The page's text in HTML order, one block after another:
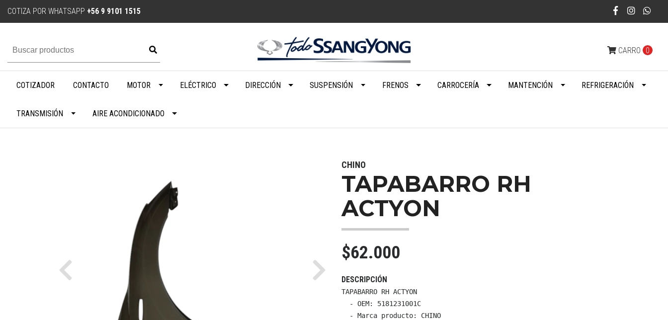
COTIZA POR WHATSAPP +56 9 9101 1515
CARRO 0
COTIZADOR CONTACTO MOTOR ELÉCTRICO DIRECCIÓN SUSPENSIÓN FRENOS CARROCERÍA MANTENCIÓN REFRIGERACIÓN
TRANSMISIÓN AIRE ACONDICIONADO
Previous Next
CHINO
TAPABARRO RH
ACTYON
$62.000
DESCRIPCIÓN
TAPABARRO RH ACTYON
  - OEM: 5181231001C
  - Marca producto: CHINO